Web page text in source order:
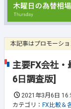
本記事はプロモーシ
主要FX会社・
6日調査版]
2021年3月6日
カテゴリ： FX比較＆